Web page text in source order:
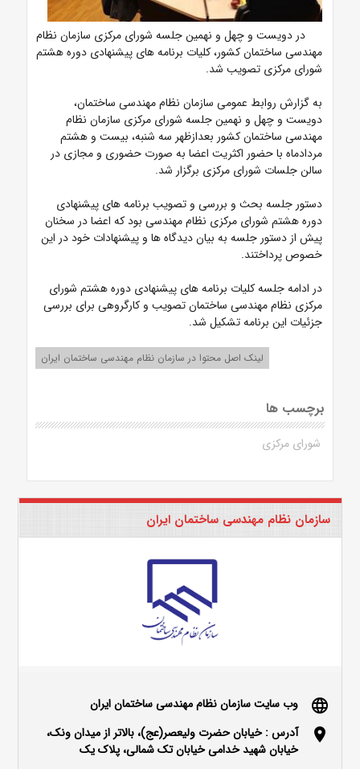
در دویست و چهل و نهمین جلسه شورای مرکزی سازمان نظام
مهندسی ساختمان کشور، کلیات برنامه های پیشنهادی دوره هشتم
شورای مرکزی تصویب شد.
به گزارش روابط عمومی سازمان نظام مهندسی ساختمان،
دویست و چهل و نهمین جلسه شورای مرکزی سازمان نظام
مهندسی ساختمان کشور بعدازظهر سه شنبه، بیست و هشتم
مردادماه با حضور اکثریت اعضا به صورت حضوری و مجازی در
سالن جلسات شورای مرکزی برگزار شد.
دستور جلسه بحث و بررسی و تصویب برنامه های پیشنهادی
دوره هشتم شورای مرکزی نظام مهندسی بود که اعضا در سخنان
پیش از دستور جلسه به بیان دیدگاه ها و پیشنهادات خود در این
خصوص پرداختند.
در ادامه جلسه کلیات برنامه های پیشنهادی دوره هشتم شورای
مرکزی نظام مهندسی ساختمان تصویب و کارگروهی برای بررسی
جزئیات این برنامه تشکیل شد.
لینک اصل محتوا در سازمان نظام مهندسی ساختمان ایران
برچسب ها
شورای مرکزی
سازمان نظام مهندسی ساختمان ایران
language وب سایت سازمان نظام مهندسی ساختمان ایران
location_on
آدرس : خیابان حضرت ولیعصر(عج)، بالاتر از میدان ونک،
خیابان شهید خدامی خیابان تک شمالی، پلاک یک